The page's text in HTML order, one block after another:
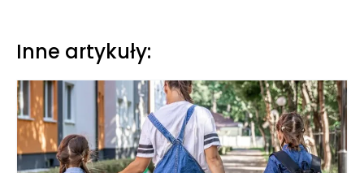
Inne artykuły: